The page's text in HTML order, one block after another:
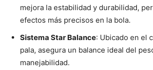
mejora la estabilidad y durabilidad,
efectos más precisos en la bola.
Sistema Star Balance: Ubicado en el
pala, asegura un balance ideal del
manejabilidad.